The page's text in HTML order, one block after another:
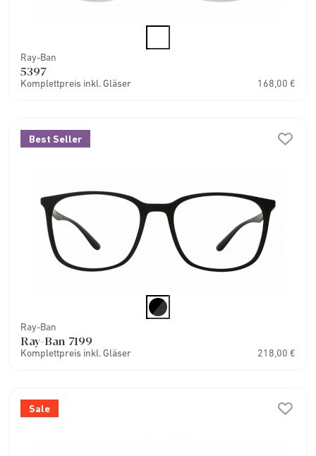
Ray-Ban
5397
Komplettpreis inkl. Gläser 168,00 €
Best Seller
Ray-Ban
Ray-Ban 7199
Komplettpreis inkl. Gläser 218,00 €
Sale